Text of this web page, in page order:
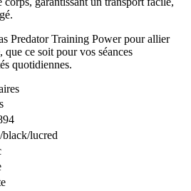
Predator Training Power pour allier
ce soit pour vos séances
quotidiennes.
lucred